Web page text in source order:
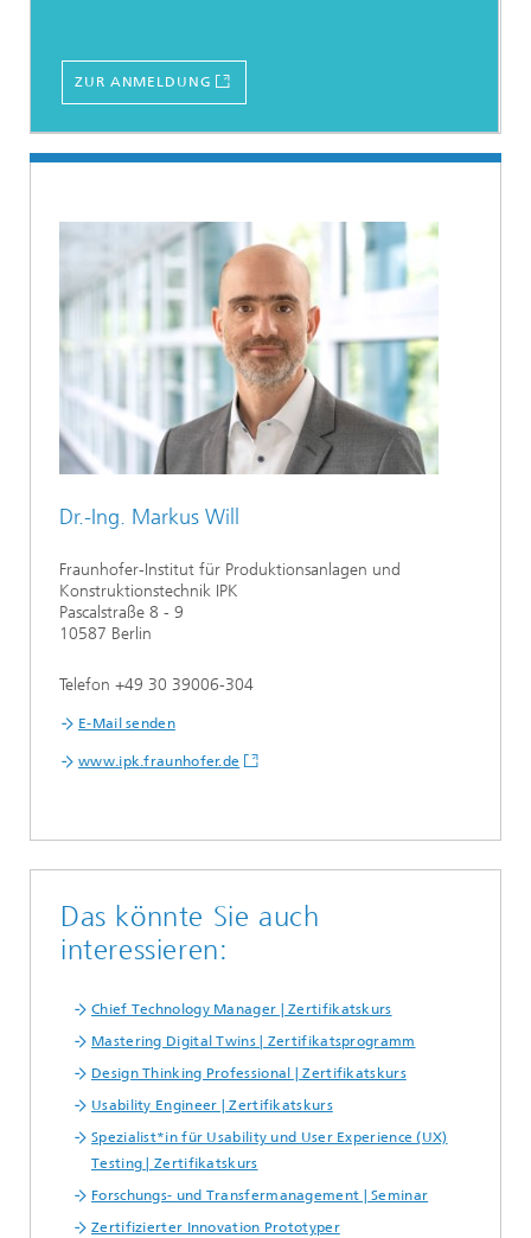
ZUR ANMELDUNG
Dr.-Ing. Markus Will
Fraunhofer-Institut für Produktionsanlagen und
Konstruktionstechnik IPK
Pascalstraße 8 - 9
10587 Berlin
Telefon +49 30 39006-304
E-Mail senden
www.ipk.fraunhofer.de
Das könnte Sie auch
interessieren:
Chief Technology Manager | Zertifikatskurs
Mastering Digital Twins | Zertifikatsprogramm
Design Thinking Professional | Zertifikatskurs
Usability Engineer | Zertifikatskurs
Spezialist*in für Usability und User Experience (UX)
Testing | Zertifikatskurs
Forschungs- und Transfermanagement | Seminar
Zertifizierter Innovation Prototyper